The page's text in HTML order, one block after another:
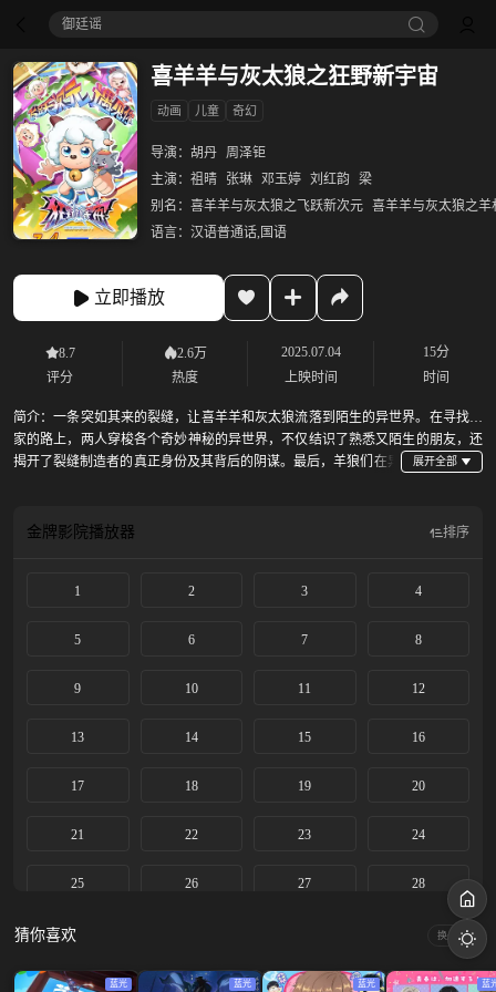
御廷谣‎
喜羊羊与灰太狼之狂野新宇宙
动画 儿童 奇幻
导演： 胡丹 周泽钜
主演： 祖晴 张琳 邓玉婷 刘红韵
梁
别名： 喜羊羊与灰太狼之飞跃新次元 喜羊羊与灰太狼之羊
语言： 汉语普通话,国语
立即播放
8.7
评分
2.6万
热度
2025.07.04
上映时间
15分
时间
简介：一条突如其来的裂缝，让喜羊羊和灰太狼流落到陌生的异世界。在寻找回
家的路上，两人穿梭各个奇妙神秘的异世界，不仅结识了熟悉又陌生的朋友，还
揭开了裂缝制造者的真正身份及其背后的阴谋。最后，羊狼们在异
金牌影院播放器 排序
1 2 3 4
5 6 7 8
9 10 11 12
13 14 15 16
17 18 19 20
21 22 23 24
25 26 27 28
29
33 34 35 36
猜你喜欢 换一换
蓝光 蓝光 蓝光 蓝